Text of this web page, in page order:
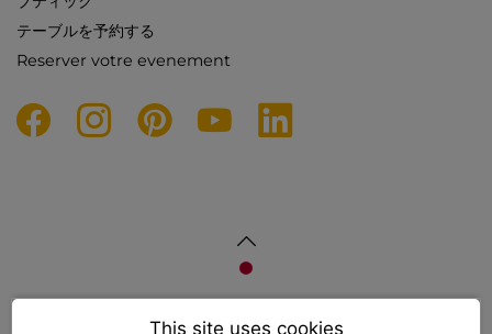
テーブルを予約する
Reserver votre evenement
This site uses cookies